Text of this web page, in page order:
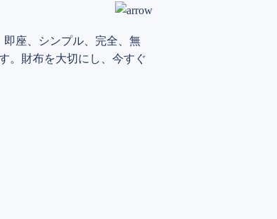
座、シンプル、完全、無
。財布を大切にし、今すぐ